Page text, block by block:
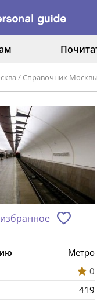
/ Справочник Москвы
Метро
0
419